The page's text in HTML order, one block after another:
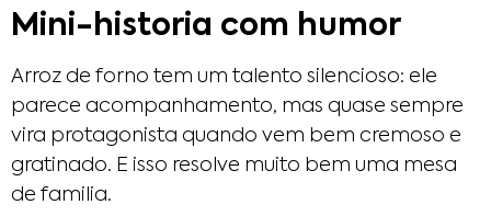
Mini-historia com humor
Arroz de forno tem um talento silencioso: ele
parece acompanhamento, mas quase sempre
vira protagonista quando vem bem cremoso e
gratinado. E isso resolve muito bem uma mesa
de familia.